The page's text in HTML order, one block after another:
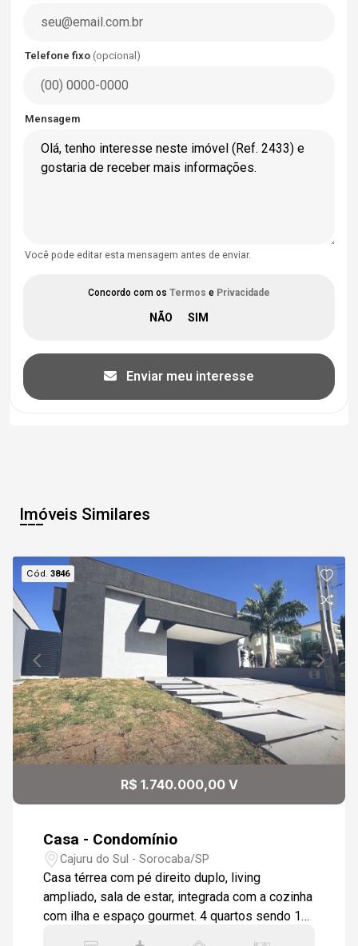
Telefone fixo (opcional)
Mensagem
Você pode editar esta mensagem antes de enviar.
Concordo com os Termos e Privacidade
Enviar meu interesse
Imóveis Similares
Cód.3846
R$ 1.740.000,00 V
Casa - Condomínio
Cajuru do Sul - Sorocaba/SP
Casa térrea com pé direito duplo, living
ampliado, sala de estar, integrada com a cozinha
com ilha e espaço gourmet. 4 quartos sendo 1